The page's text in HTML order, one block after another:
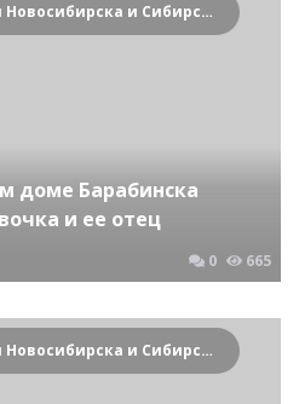
Криминальные новости Новосибирска и Сибирского региона
доме Барабинска
и ее отец
0 665
Криминальные новости Новосибирска и Сибирского региона